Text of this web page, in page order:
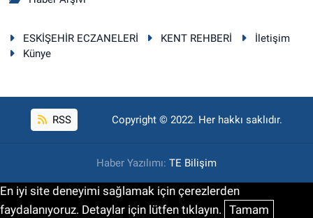
ESKİŞEHİR ECZANELERİ KENT REHBERİ
İletişim
Künye
RSS Copyright © 2022. Her hakkı saklıdır.
Haber Yazılımı: TE Bilişim
En iyi site deneyimi sağlamak için çerezlerden
faydalanıyoruz. Detaylar için lütfen tıklayın. Tamam